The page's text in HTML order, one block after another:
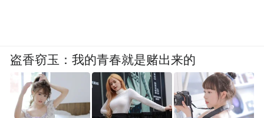
盗香窃玉：我的青春就是赌出来的